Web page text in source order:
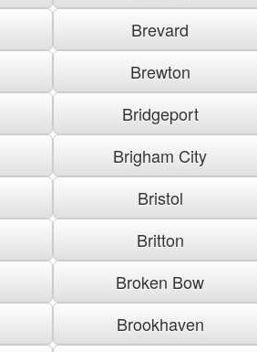
Brevard
Brewton
Bridgeport
Brigham City
Bristol
Britton
Broken Bow
Brookhaven